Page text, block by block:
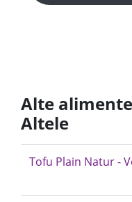
Alte
Altele
Tofu Plain Natur -